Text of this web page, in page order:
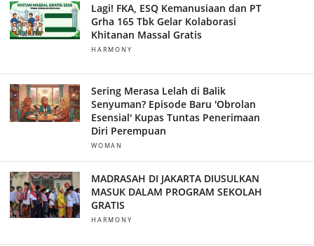
Lagi! FKA, ESQ Kemanusiaan dan PT
Grha 165 Tbk Gelar Kolaborasi
Khitanan Massal Gratis
HARMONY
Sering Merasa Lelah di Balik
Senyuman? Episode Baru 'Obrolan
Esensial' Kupas Tuntas Penerimaan
Diri Perempuan
WOMAN
MADRASAH DI JAKARTA DIUSULKAN
MASUK DALAM PROGRAM SEKOLAH
GRATIS
HARMONY